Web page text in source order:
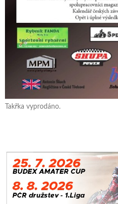
Takřka vyprodáno.